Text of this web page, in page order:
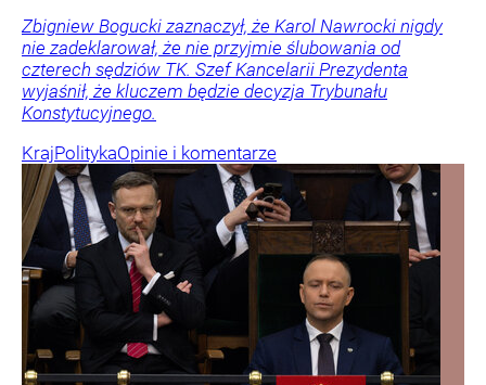
Zbigniew Bogucki zaznaczył, że Karol Nawrocki nigdy
nie zadeklarował, że nie przyjmie ślubowania od
czterech sędziów TK. Szef Kancelarii Prezydenta
wyjaśnił, że kluczem będzie decyzja Trybunału
Konstytucyjnego.
KrajPolitykaOpinie i komentarze